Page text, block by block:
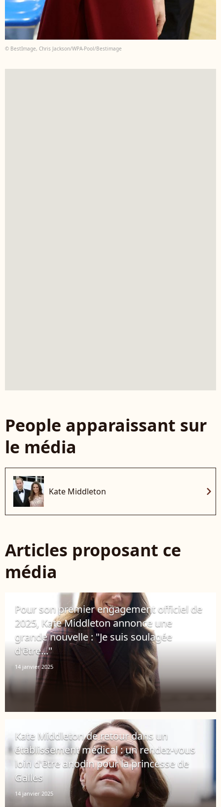
© BestImage, Chris Jackson/WPA-Pool/Bestimage
People apparaissant sur
le média
Kate Middleton chevron_right
Articles proposant ce
média
Pour son premier engagement officiel de
2025, Kate Middleton annonce une
grande nouvelle : "Je suis soulagée
d'être..."
14 janvier 2025
Kate Middleton de retour dans un
établissement médical : un rendez-vous
loin d'être anodin pour la princesse de
Galles
14 janvier 2025